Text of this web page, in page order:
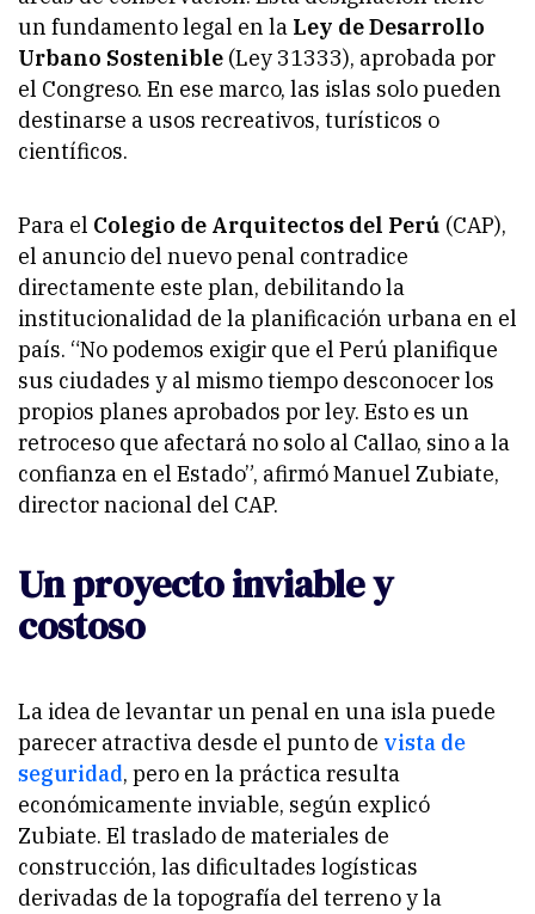
un fundamento legal en la Ley de Desarrollo
Urbano Sostenible (Ley 31333), aprobada por
el Congreso. En ese marco, las islas solo pueden
destinarse a usos recreativos, turísticos o
científicos.
Para el Colegio de Arquitectos del Perú (CAP),
el anuncio del nuevo penal contradice
directamente este plan, debilitando la
institucionalidad de la planificación urbana en el
país. “No podemos exigir que el Perú planifique
sus ciudades y al mismo tiempo desconocer los
propios planes aprobados por ley. Esto es un
retroceso que afectará no solo al Callao, sino a la
confianza en el Estado”, afirmó Manuel Zubiate,
director nacional del CAP.
Un proyecto inviable y
costoso
La idea de levantar un penal en una isla puede
parecer atractiva desde el punto de vista de
seguridad, pero en la práctica resulta
económicamente inviable, según explicó
Zubiate. El traslado de materiales de
construcción, las dificultades logísticas
derivadas de la topografía del terreno y la